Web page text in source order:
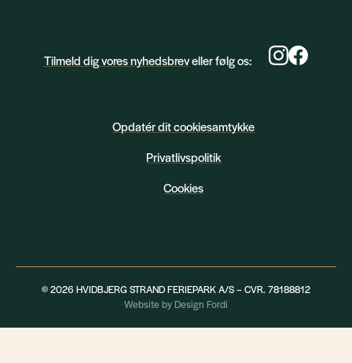
Tilmeld dig vores nyhedsbreveller følg os:
Opdatér dit cookiesamtykke
Privatlivspolitik
Cookies
© 2026 HVIDBJERG STRAND FERIEPARK A/S – CVR. 78188812
Website by Design Fordi